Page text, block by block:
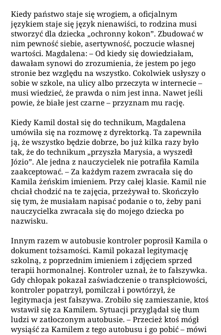
Kiedy państwo staje się wrogiem, a oficjalnym
językiem staje się język nienawiści, to rodzina musi
stworzyć dla dziecka „ochronny kokon”. Zbudować w
nim pewność siebie, asertywność, poczucie własnej
wartości. Magdalena: – Od kiedy się dowiedziałam,
dawałam synowi do zrozumienia, że jestem po jego
stronie bez względu na wszystko. Cokolwiek usłyszy o
sobie w szkole, na ulicy albo przeczyta w internecie –
musi wiedzieć, że prawda o nim jest inna. Nawet jeśli
powie, że białe jest czarne – przyznam mu rację.
Kiedy Kamil dostał się do technikum, Magdalena
umówiła się na rozmowę z dyrektorką. Ta zapewniła
ją, że wszystko będzie dobrze, bo już kilka razy było
tak, że do technikum „przyszła Marysia, a wyszedł
Józio”. Ale jedna z nauczycielek nie potrafiła Kamila
zaakceptować. – Za każdym razem zwracała się do
Kamila żeńskim imieniem. Przy całej klasie. Kamil nie
chciał chodzić na te zajęcia, przeżywał to. Skończyło
się tym, że musiałam napisać podanie o to, żeby pani
nauczycielka zwracała się do mojego dziecka po
nazwisku.
Innym razem w autobusie kontroler poprosił Kamila o
dokument tożsamości. Kamil pokazał legitymację
szkolną, z poprzednim imieniem i zdjęciem sprzed
terapii hormonalnej. Kontroler uznał, że to fałszywka.
Gdy chłopak pokazał zaświadczenie o transpłciowości,
kontroler popatrzył, pomilczał i powtórzył, że
legitymacja jest fałszywa. Zrobiło się zamieszanie, ktoś
wstawił się za Kamilem. Sytuacji przyglądał się tłum
ludzi w zatłoczonym autobusie. – Przecież ktoś mógł
wysiąść za Kamilem z tego autobusu i go pobić – mówi